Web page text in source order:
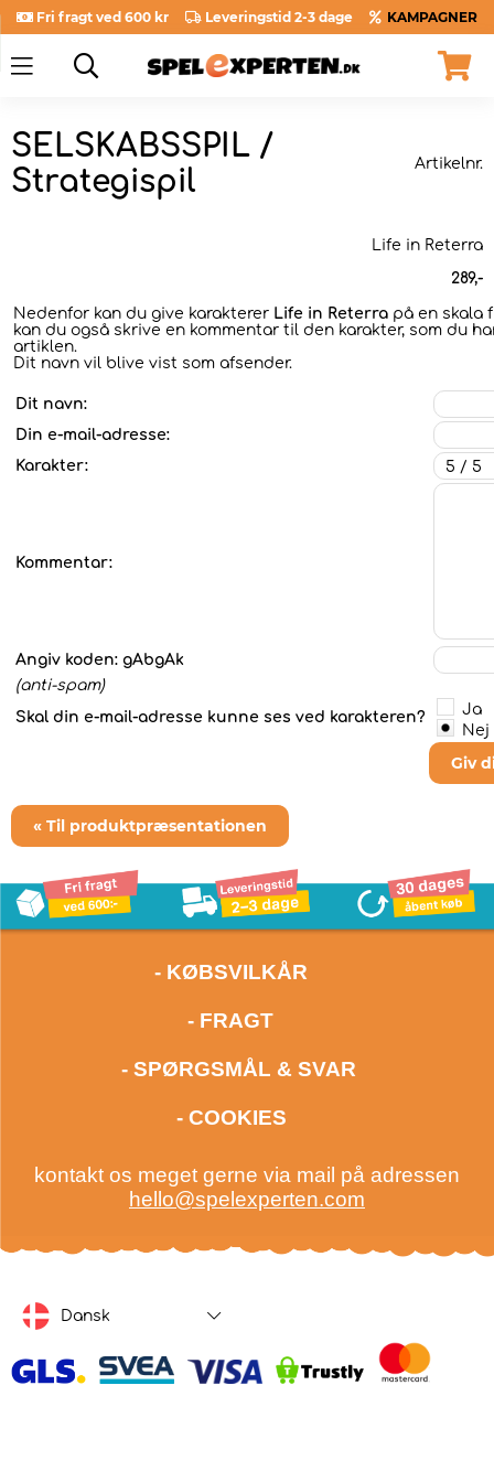
Fri fragt ved 600 kr Leveringstid 2-3 dage KAMPAGNER
SELSKABSSPIL /
Strategispil
Artikelnr.
Life in Reterra
289,-
Nedenfor kan du give karakterer Life in Reterra på en skala
kan du også skrive en kommentar til den karakter, som du
artiklen.
Dit navn vil blive vist som afsender.
Dit navn:
Din e-mail-adresse:
Karakter:
Kommentar:
Angiv koden: gAbgAk
(anti-spam)
Skal din e-mail-adresse kunne ses ved karakteren?
Ja
Nej
Giv
« Til produktpræsentationen
- KØBSVILKÅR
- FRAGT
- SPØRGSMÅL & SVAR
- COOKIES
kontakt os meget gerne via mail på adressen
hello@spelexperten.com
Dansk